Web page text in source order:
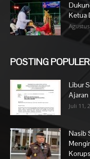
Ketua
POSTING POPULER
Libur
Juli 11,
Nasib